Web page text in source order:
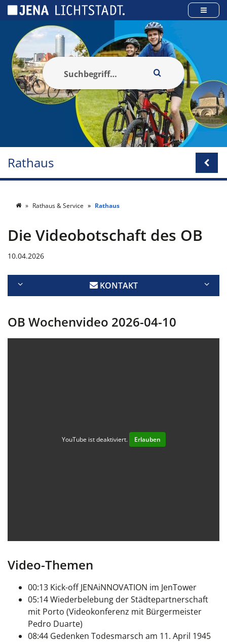
Rathaus
Rathaus & Service Rathaus
Die Videobotschaft des OB
10.04.2026
KONTAKT
OB Wochenvideo 2026-04-10
YouTube ist deaktiviert. Erlauben
Video-Themen
00:13 Kick-off JENAiNNOVATION im JenTower
05:14 Wiederbelebung der Städtepartnerschaft
mit Porto (Videokonferenz mit Bürgermeister
Pedro Duarte)
08:44 Gedenken Todesmarsch am 11. April 1945
Cookie-Einstellungen